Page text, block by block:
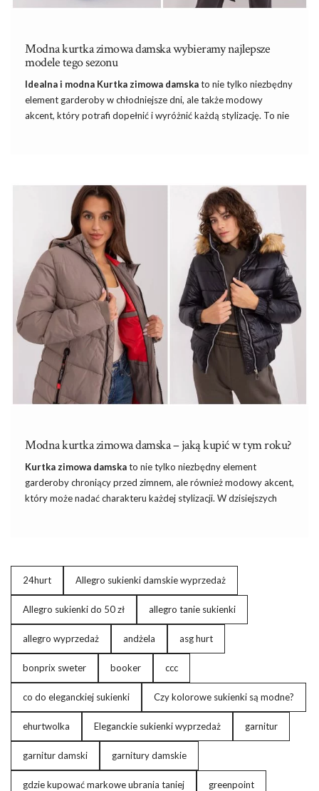
Modna kurtka zimowa damska wybieramy najlepsze
modele tego sezonu
Idealna i modna Kurtka zimowa damskato nie tylko niezbędny
element garderoby w chłodniejsze dni, ale także modowy
akcent, który potrafi dopełnić i wyróżnić każdą stylizację. To nie
fasonów ponajnowsze trendy
, by pomóc Ci znaleźć idealną
kurtkę z zimę, która spełni zarówno Twoje oczekiwania
funkcjonalne, jak i estetyczne.
Jaka powinna być idealna kurtka zimowa
damska?
…
Modna kurtka zimowa damska – jaką kupić w tym roku?
Kurtka zimowa damskato nie tylko niezbędny element
garderoby chroniący przed zimnem, ale również modowy akcent,
który może nadać charakteru każdej stylizacji. W dzisiejszych
elementu garderoby pozwala dostosowaćgodo indywidualnych
upodobań oraz okazji. Odkryj z nami najmodniejsze damskie
kurtki na zimę tego roku!
Odkryj najważniejsze cechy modnej i
ciepłej kurtki na zimę
24hurt Allegro sukienki damskie wyprzedaż
Allegro sukienki do 50 zł allegro tanie sukienki
allegro wyprzedaż andżela asg hurt
bonprix sweter booker ccc
co do eleganckiej sukienki Czy kolorowe sukienki są modne?
ehurtwolka Eleganckie sukienki wyprzedaż garnitur
garnitur damski garnitury damskie
gdzie kupować markowe ubrania taniej greenpoint